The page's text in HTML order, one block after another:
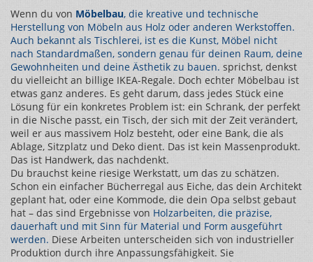
Wenn du von Möbelbau, die kreative und technische
Herstellung von Möbeln aus Holz oder anderen Werkstoffen.
Auch bekannt als Tischlerei, ist es die Kunst, Möbel nicht
nach Standardmaßen, sondern genau für deinen Raum, deine
Gewohnheiten und deine Ästhetik zu bauen. sprichst, denkst
du vielleicht an billige IKEA-Regale. Doch echter Möbelbau ist
etwas ganz anderes. Es geht darum, dass jedes Stück eine
Lösung für ein konkretes Problem ist: ein Schrank, der perfekt
in die Nische passt, ein Tisch, der sich mit der Zeit verändert,
weil er aus massivem Holz besteht, oder eine Bank, die als
Ablage, Sitzplatz und Deko dient. Das ist kein Massenprodukt.
Das ist Handwerk, das nachdenkt.
Du brauchst keine riesige Werkstatt, um das zu schätzen.
Schon ein einfacher Bücherregal aus Eiche, das dein Architekt
geplant hat, oder eine Kommode, die dein Opa selbst gebaut
hat – das sind Ergebnisse von Holzarbeiten, die präzise,
dauerhaft und mit Sinn für Material und Form ausgeführt
werden. Diese Arbeiten unterscheiden sich von industrieller
Produktion durch ihre Anpassungsfähigkeit. Sie